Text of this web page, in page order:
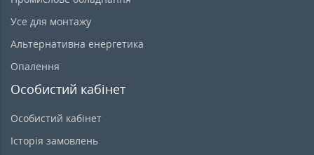
Усе для монтажу
Альтернативна енергетика
Опалення
Особистий кабінет
Особистий кабінет
Історія замовлень